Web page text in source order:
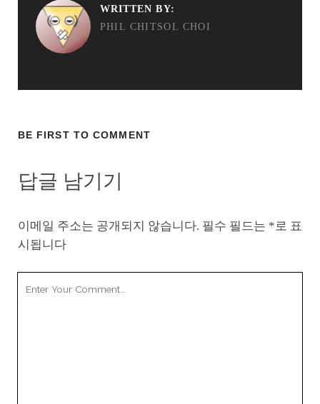
WRITTEN BY:
PHIL CHITSOL CHOI
BE FIRST TO COMMENT
답글 남기기
이메일 주소는 공개되지 않습니다. 필수 필드는 *로 표
시됩니다